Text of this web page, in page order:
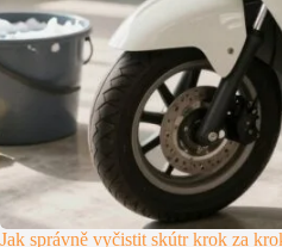
Jak správně vyčistit skútr krok za